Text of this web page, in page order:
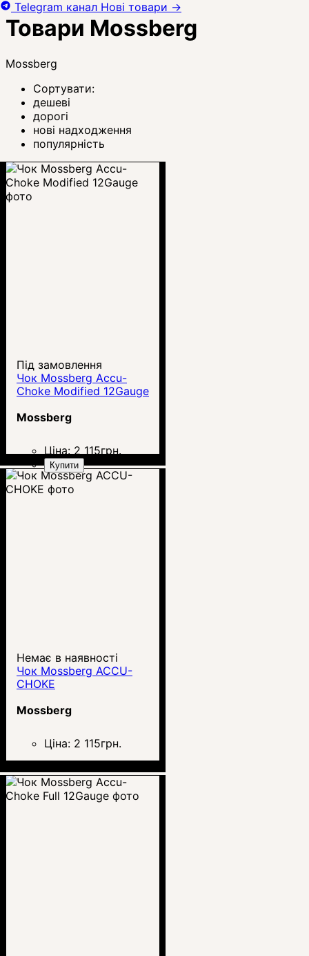
Товари Mossberg
Mossberg
Сортувати:
дешеві
дорогі
нові надходження
популярність
Під замовлення
Чок Mossberg Accu-
Choke Modified 12Gauge
Mossberg
Ціна: 2 115грн.
Купити
Немає в наявності
Чок Mossberg ACCU-
CHOKE
Mossberg
Ціна: 2 115грн.
Telegram канал Нові товари →